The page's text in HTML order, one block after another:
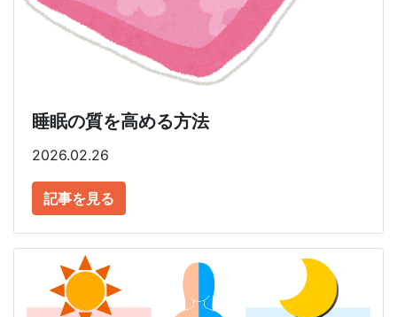
睡眠の質を高める方法
2026.02.26
記事を見る